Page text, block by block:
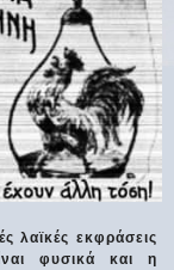
λαϊκές εκφράσεις
φυσικά και η